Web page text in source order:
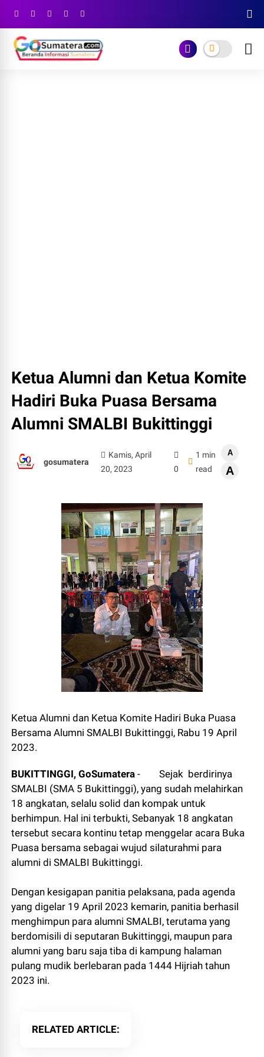
Ketua Alumni dan Ketua Komite
Hadiri Buka Puasa Bersama
Alumni SMALBI Bukittinggi
gosumatera
Kamis, April
20, 2023
0
1 min
read
A
A
Ketua Alumni dan Ketua Komite Hadiri Buka Puasa
Bersama Alumni SMALBI Bukittinggi, Rabu 19 April
2023.
BUKITTINGGI, GoSumatera - Sejak berdirinya
SMALBI (SMA 5 Bukittinggi), yang sudah melahirkan
18 angkatan, selalu solid dan kompak untuk
berhimpun. Hal ini terbukti, Sebanyak 18 angkatan
tersebut secara kontinu tetap menggelar acara Buka
Puasa bersama sebagai wujud silaturahmi para
alumni di SMALBI Bukittinggi.
Dengan kesigapan panitia pelaksana, pada agenda
yang digelar 19 April 2023 kemarin, panitia berhasil
menghimpun para alumni SMALBI, terutama yang
berdomisili di seputaran Bukittinggi, maupun para
alumni yang baru saja tiba di kampung halaman
pulang mudik berlebaran pada 1444 Hijriah tahun
2023 ini.
RELATED ARTICLE